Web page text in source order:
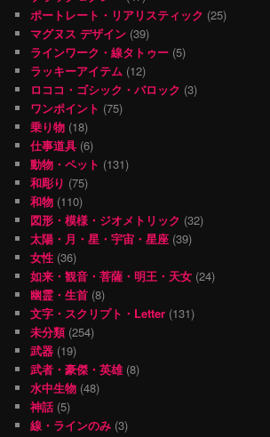
ポートレート・リアリスティック (25)
マグヌス デザイン (39)
ラインワーク・線タトゥー (5)
ラッキーアイテム (12)
ロココ・ゴシック・バロック (3)
ワンポイント (75)
乗り物 (18)
仕事道具 (6)
動物・ペット (131)
和彫り (75)
和物 (110)
図形・模様・ジオメトリック (32)
太陽・月・星・宇宙・星座 (39)
女性 (36)
如来・観音・菩薩・明王・天女 (24)
幽霊・生首 (8)
文字・スクリプト・Letter (131)
未分類(254)
武器 (19)
武者・豪傑・英雄(8)
水中生物 (48)
神話 (5)
線・ラインのみ (3)